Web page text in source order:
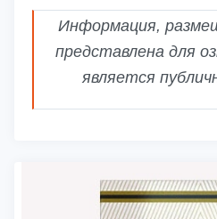
Информация,
представлена для
является